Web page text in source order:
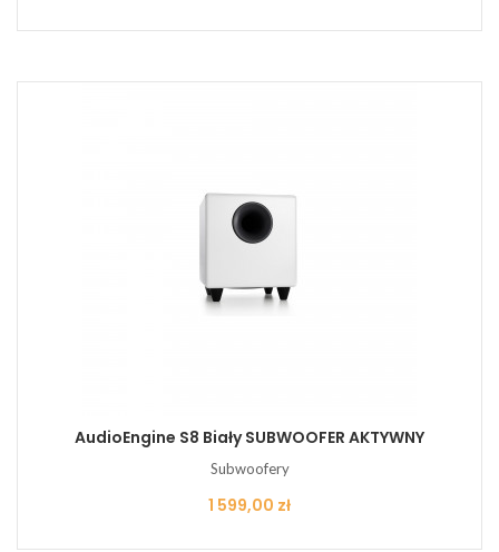
AudioEngine S8 Biały SUBWOOFER AKTYWNY
Subwoofery
Cena
1 599,00 zł